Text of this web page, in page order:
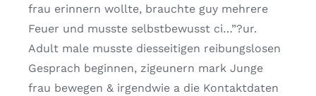
frau erinnern wollte, brauchte guy mehrere
Feuer und musste selbstbewusst ci…”?ur.
Adult male musste diesseitigen reibungslosen
Gesprach beginnen, zigeunern mark Junge
frau bewegen & irgendwie a die Kontaktdaten